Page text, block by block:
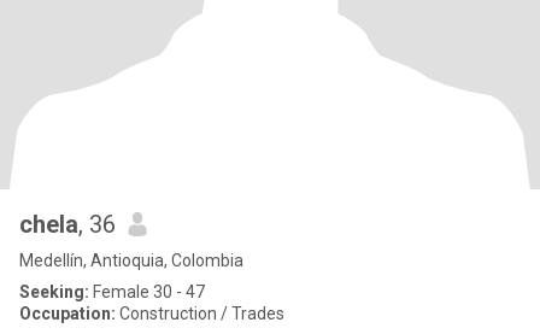
chela, 36
Medellín, Antioquia, Colombia
Seeking: Female 30 - 47
Occupation: Construction / Trades